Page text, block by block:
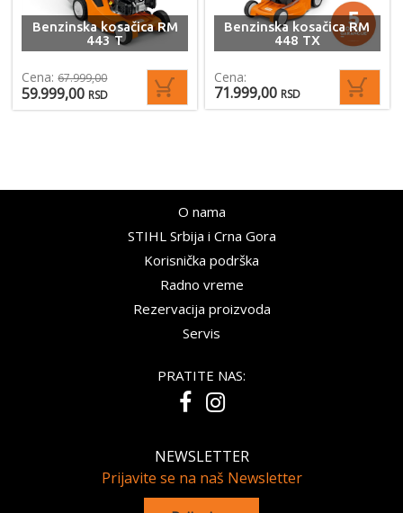
Benzinska kosačica RM
443 T
Cena:67.999,00
59.999,00 RSD
Benzinska kosačica RM
448 TX
Cena:
71.999,00 RSD
O nama
STIHL Srbija i Crna Gora
Korisnička podrška
Radno vreme
Rezervacija proizvoda
Servis
PRATITE NAS:
NEWSLETTER
Prijavite se na naš Newsletter